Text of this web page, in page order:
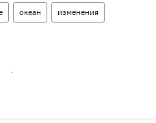
океан изменения